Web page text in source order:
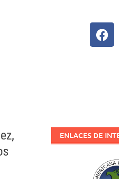
ENLACES DE